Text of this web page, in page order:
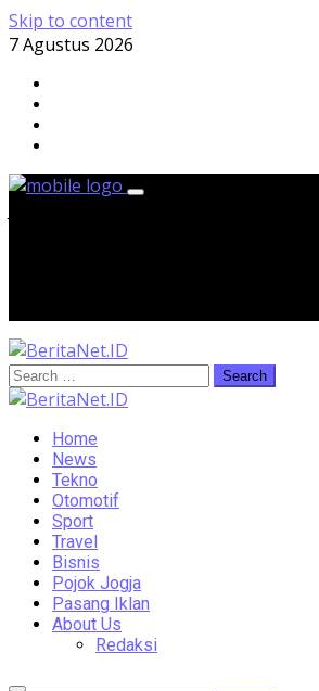
Skip to content
7 Agustus 2026
Home
News
Tekno
Otomotif
Sport
Travel
Bisnis
Pojok Jogja
Pasang Iklan
About Us
Redaksi